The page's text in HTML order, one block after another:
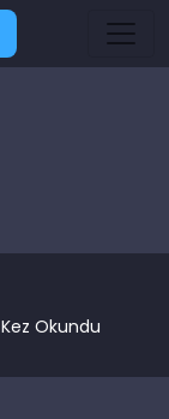
Kez Okundu